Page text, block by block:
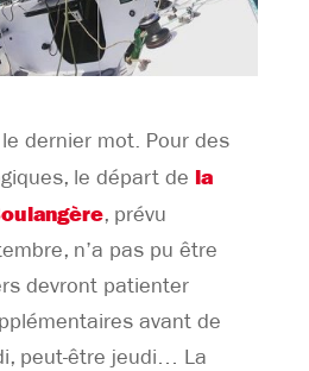
dernier mot. Pour des
le départ de la
, prévu
n’a pas pu être
devront patienter
avant de
peut-être jeudi… La